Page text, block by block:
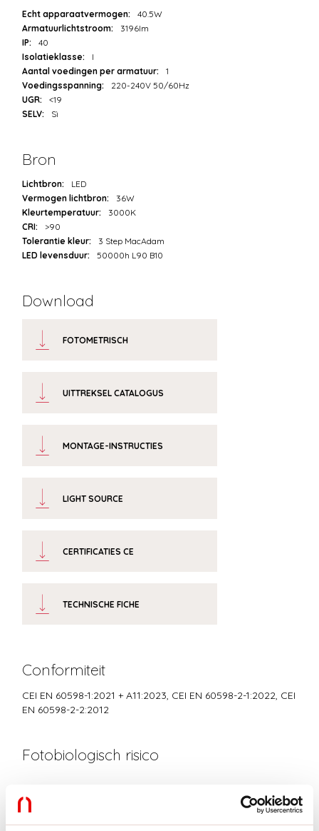
Echt apparaatvermogen:
40.5W
Armatuurlichtstroom:
3196lm
IP:
40
Isolatieklasse:
I
Aantal voedingen per armatuur:
1
Voedingsspanning:
220-240V 50/60Hz
UGR:
<19
SELV:
Sì
Bron
Lichtbron:
LED
Vermogen lichtbron:
36W
Kleurtemperatuur:
3000K
CRI:
>90
Tolerantie kleur:
3 Step MacAdam
LED levensduur:
50000h L90 B10
Download
FOTOMETRISCH
UITTREKSEL CATALOGUS
MONTAGE-INSTRUCTIES
LIGHT SOURCE
CERTIFICATIES CE
TECHNISCHE FICHE
Conformiteit
CEI EN 60598-1:2021 + A11:2023, CEI EN 60598-2-1:2022, CEI
EN 60598-2-2:2012
Fotobiologisch risico
Gecertificeerd apparaat in een RISICOVRIJE GROEP, in
overeenstemming met de normen CEI EN 62471:2010-01, IEC TR